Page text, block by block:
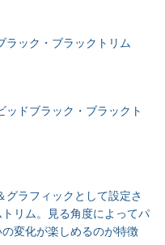
ラック・ブラックトリム
ッドブラック・ブラックト
グラフィックとして設定さ
リム。見る角度によってパ
変化が楽しめるのが特徴